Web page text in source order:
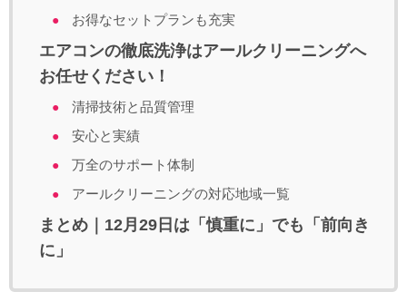
お得なセットプランも充実
エアコンの徹底洗浄はアールクリーニングへ
お任せください！
清掃技術と品質管理
安心と実績
万全のサポート体制
アールクリーニングの対応地域一覧
まとめ｜12月29日は「慎重に」でも「前向き
に」